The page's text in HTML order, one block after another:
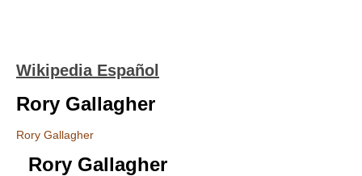
Wikipedia Español
Rory Gallagher
Rory Gallagher
Rory Gallagher